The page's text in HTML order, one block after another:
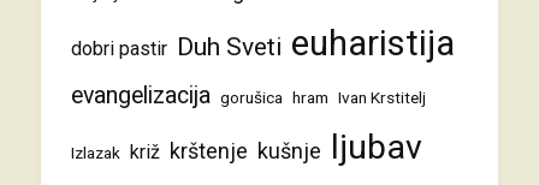
dobri pastir Duh Sveti euharistija
evangelizacija gorušica hram Ivan Krstitelj
Izlazak križ krštenje kušnje ljubav